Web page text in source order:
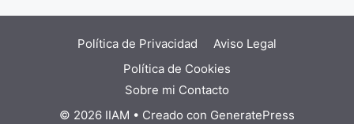
Política de Privacidad
Aviso Legal
Política de Cookies
Sobre mi Contacto
© 2026 IIAM • Creado con GeneratePress